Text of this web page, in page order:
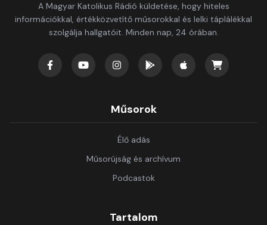
A Magyar Katolikus Rádió küldetése, hogy hiteles
információkkal, értékközvetítő műsorokkal és lelki táplálékkal
szolgálja hallgatóit. Minden nap, 24 órában.
Műsorok
Élő adás
Műsorújság és archívum
Podcastok
Tartalom